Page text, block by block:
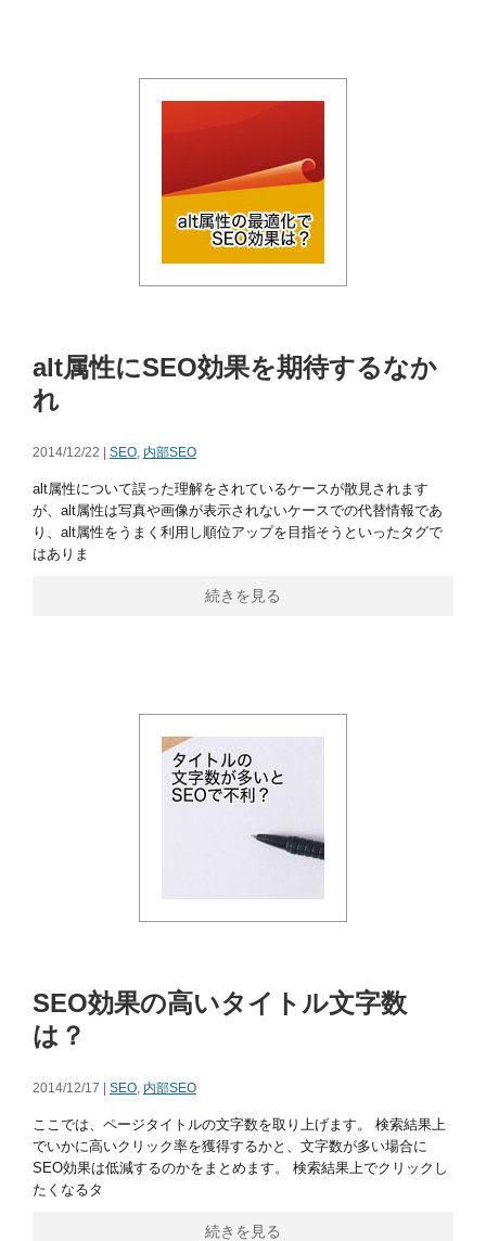
alt属性にSEO効果を期待するなか
れ
2014/12/22 | SEO, 内部SEO
alt属性について誤った理解をされているケースが散見されます
が、alt属性は写真や画像が表示されないケースでの代替情報であ
り、alt属性をうまく利用し順位アップを目指そうといったタグで
はありま
続きを見る
SEO効果の高いタイトル文字数
は？
2014/12/17 | SEO, 内部SEO
ここでは、ページタイトルの文字数を取り上げます。 検索結果上
でいかに高いクリック率を獲得するかと、文字数が多い場合に
SEO効果は低減するのかをまとめます。 検索結果上でクリックし
たくなるタ
続きを見る